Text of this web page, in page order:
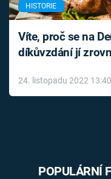
HISTORIE
Víte, proč se na
díkůvzdání jí
24. listopadu 2022 13:40
POPULÁRNÍ